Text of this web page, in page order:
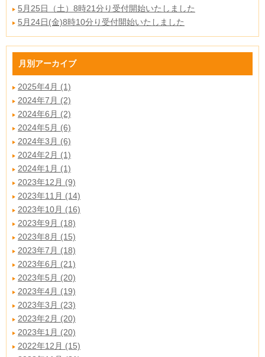
5月25日（土）8時21分り受付開始いたしました
5月24日(金)8時10分り受付開始いたしました
月別アーカイブ
2025年4月 (1)
2024年7月 (2)
2024年6月 (2)
2024年5月 (6)
2024年3月 (6)
2024年2月 (1)
2024年1月 (1)
2023年12月 (9)
2023年11月 (14)
2023年10月 (16)
2023年9月 (18)
2023年8月 (15)
2023年7月 (18)
2023年6月 (21)
2023年5月 (20)
2023年4月 (19)
2023年3月 (23)
2023年2月 (20)
2023年1月 (20)
2022年12月 (15)